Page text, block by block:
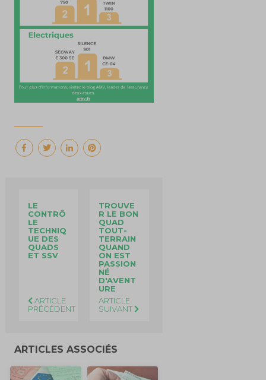
LE
CONTRÔ
LE
TECHNIQ
UE DES
QUADS
ET SSV
ARTICLE
PRÉCÉDENT
TROUVE
R LE BON
QUAD
TOUT-
TERRAIN
QUAND
ON EST
PASSION
NÉ
D'AVENT
URE
ARTICLE
SUIVANT
ARTICLES ASSOCIÉS